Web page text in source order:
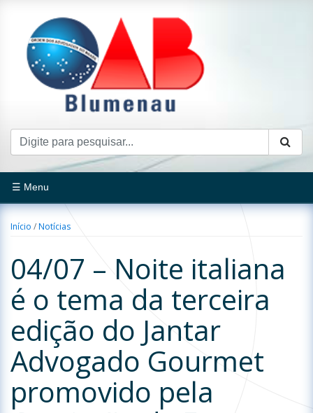
☰ Menu
Início /Notícias
04/07 – Noite italiana
é o tema da terceira
edição do Jantar
Advogado Gourmet
promovido pela